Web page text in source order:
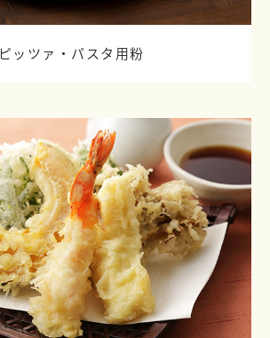
ピッツァ・パスタ用粉